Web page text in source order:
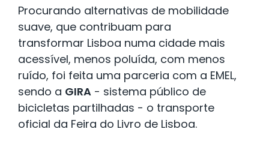
Procurando alternativas de mobilidade
suave, que contribuam para
transformar Lisboa numa cidade mais
acessível, menos poluída, com menos
ruído, foi feita uma parceria com a EMEL,
sendo a GIRA - sistema público de
bicicletas partilhadas - o transporte
oficial da Feira do Livro de Lisboa.